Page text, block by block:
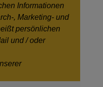
Informationen
, Marketing- und
persönlichen
und / oder